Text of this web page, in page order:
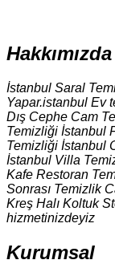
Hakkımızda
İstanbul Saral
Yapar.istanbul Ev
Dış Cephe Cam
Temizliği İstanbul
Temizliği İstanbul
İstanbul Villa
Kafe Restoran
Sonrası Temizlik
Kreş Halı Koltuk
hizmetinizdeyiz
Kurumsal